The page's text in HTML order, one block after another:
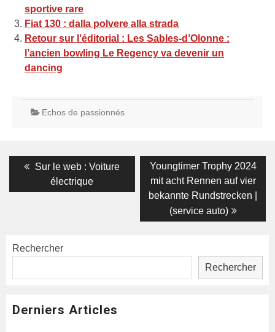
sportive rare
Fiat 130 : dalla polvere alla strada
Retour sur l’éditorial : Les Sables-d’Olonne :
l’ancien bowling Le Regency va devenir un
dancing
Echos de passionnés
Navigation
Previous
post:
Sur le web : Voiture
électrique
Next
post:
Youngtimer Trophy 2024
mit acht Rennen auf vier
bekannte Rundstrecken |
(service auto)
Rechercher
Rechercher
Derniers Articles